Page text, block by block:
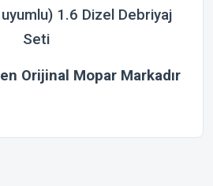
uyumlu) 1.6 Dizel Debriyaj
Seti
Orijinal Mopar Markadır